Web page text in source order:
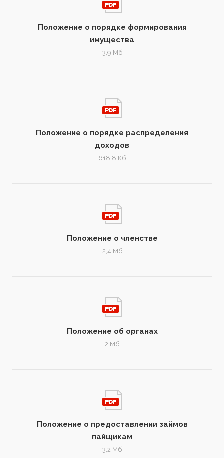
Положение о порядке формирования
имущества
3,9 Мб
Положение о порядке распределения
доходов
618,8 Кб
Положение о членстве
2,4 Мб
Положение об органах
2 Мб
Положение о предоставлении займов
пайщикам
3,2 Мб